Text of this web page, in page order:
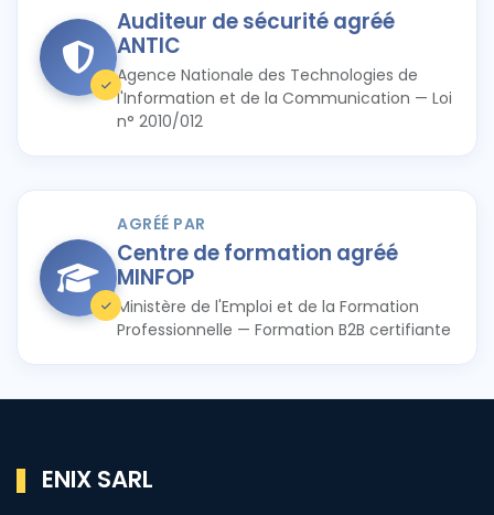
Auditeur de sécurité agréé
ANTIC
Agence Nationale des Technologies de
l'Information et de la Communication — Loi
n° 2010/012
AGRÉÉ PAR
Centre de formation agréé
MINFOP
Ministère de l'Emploi et de la Formation
Professionnelle — Formation B2B certifiante
ENIX SARL